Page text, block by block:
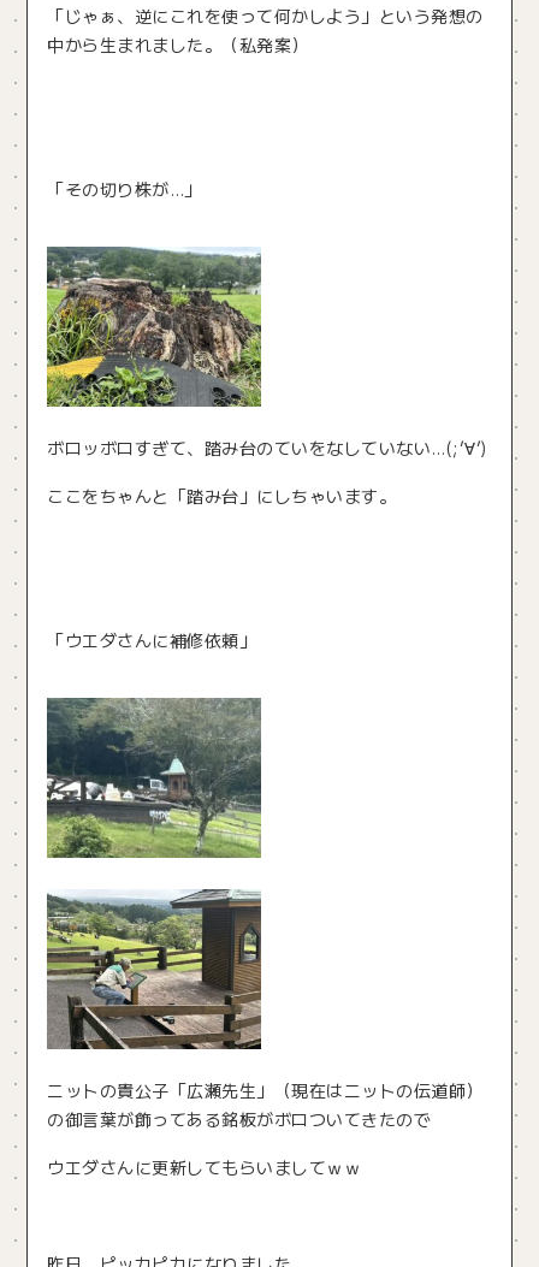
「じゃぁ、逆にこれを使って何かしよう」という発想の
中から生まれました。（私発案）
「その切り株が…」
ボロッボロすぎて、踏み台のていをなしていない…(;’∀’)
ここをちゃんと「踏み台」にしちゃいます。
「ウエダさんに補修依頼」
ニットの貴公子「広瀬先生」（現在はニットの伝道師）
の御言葉が飾ってある銘板がボロついてきたので
ウエダさんに更新してもらいましてｗｗ